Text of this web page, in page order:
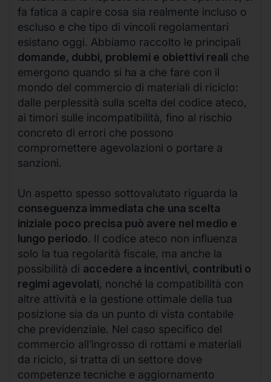
fa fatica a capire cosa sia realmente incluso o
escluso e che tipo di vincoli regolamentari
esistano oggi. Abbiamo raccolto le principali
domande, dubbi, problemi e obiettivi reali che
emergono quando si ha a che fare con il
mondo del commercio di materiali di riciclo:
dalle perplessità sulla scelta del codice ateco,
ai timori sulle incompatibilità, fino al rischio
concreto di errori che possono
compromettere agevolazioni o portare a
sanzioni.
Un aspetto spesso sottovalutato riguarda la
conseguenza immediata che una scelta
iniziale poco precisa può avere nel medio e
lungo periodo. Il codice ateco non influenza
solo la tua regolarità fiscale, ma anche la
possibilità di accedere a incentivi, contributi o
regimi agevolati, nonché la compatibilità con
altre attività e la gestione ottimale della tua
posizione sia da un punto di vista contabile
che previdenziale. Nel caso specifico del
commercio all’ingrosso di rottami e materiali
da riciclo, si tratta di un settore dove
competenze tecniche e aggiornamento